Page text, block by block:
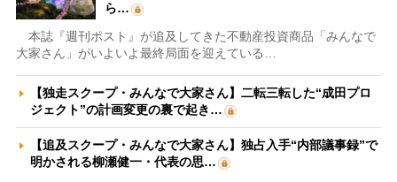
ら…
本誌『週刊ポスト』が追及してきた不動産投資商品「みんなで
大家さん」がいよいよ最終局面を迎えている…
【独走スクープ・みんなで大家さん】二転三転した“成田プロ
ジェクト”の計画変更の裏で起き…
【追及スクープ・みんなで大家さん】独占入手“内部議事録”で
明かされる柳瀬健一・代表の思…